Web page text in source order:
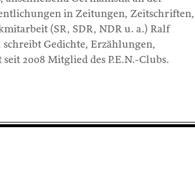
in Zeitungen, Zeitschriften,
(SR, SDR, NDR u. a.) Ralf
Gedichte, Erzählungen,
2008 Mitglied des P.E.N.-Clubs.